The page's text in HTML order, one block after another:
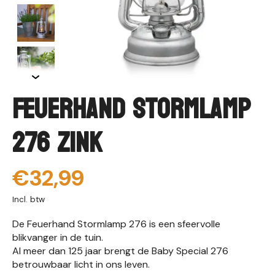
Feuerhand Stormlamp
276 Zink
€32,99
Incl. btw
De Feuerhand Stormlamp 276 is een sfeervolle
blikvanger in de tuin.
Al meer dan 125 jaar brengt de Baby Special 276
betrouwbaar licht in ons leven.